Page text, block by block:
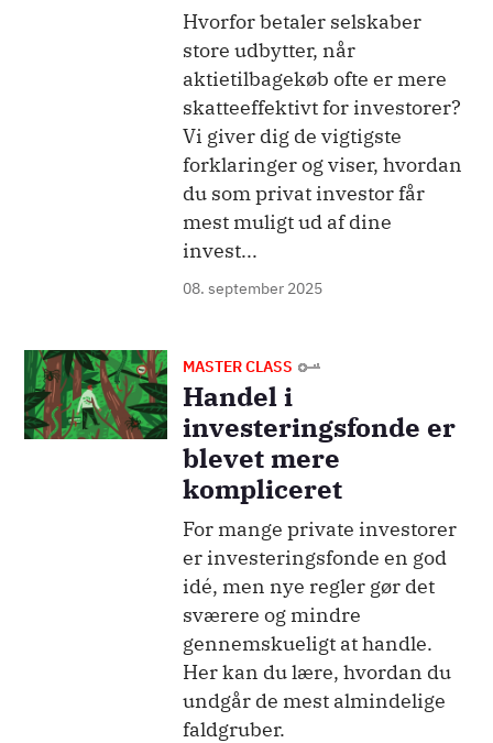
Hvorfor betaler selskaber
store udbytter, når
aktietilbagekøb ofte er mere
skatteeffektivt for investorer?
Vi giver dig de vigtigste
forklaringer og viser, hvordan
du som privat investor får
mest muligt ud af dine
invest...
08. september 2025
Billede MASTER CLASS
Handel i
investeringsfonde er
blevet mere
kompliceret
For mange private investorer
er investeringsfonde en god
idé, men nye regler gør det
sværere og mindre
gennemskueligt at handle.
Her kan du lære, hvordan du
undgår de mest almindelige
faldgruber.